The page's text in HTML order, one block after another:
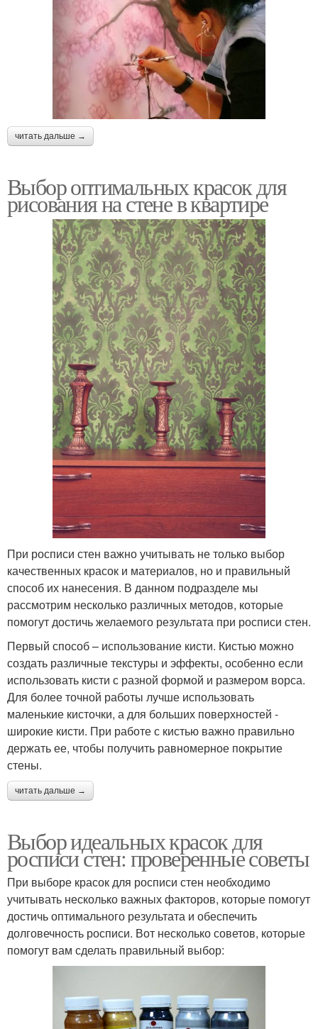
читать дальше →
Выбор оптимальных красок для
рисования на стене в квартире
При росписи стен важно учитывать не только выбор
качественных красок и материалов, но и правильный
способ их нанесения. В данном подразделе мы
рассмотрим несколько различных методов, которые
помогут достичь желаемого результата при росписи стен.
Первый способ – использование кисти. Кистью можно
создать различные текстуры и эффекты, особенно если
использовать кисти с разной формой и размером ворса.
Для более точной работы лучше использовать
маленькие кисточки, а для больших поверхностей -
широкие кисти. При работе с кистью важно правильно
держать ее, чтобы получить равномерное покрытие
стены.
читать дальше →
Выбор идеальных красок для
росписи стен: проверенные советы
При выборе красок для росписи стен необходимо
учитывать несколько важных факторов, которые помогут
достичь оптимального результата и обеспечить
долговечность росписи. Вот несколько советов, которые
помогут вам сделать правильный выбор: